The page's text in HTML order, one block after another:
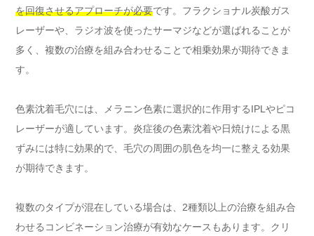
を回復させるアプローチが必要です。フラクショナル炭酸ガス
レーザーや、ラジオ波を使ったサーマジなどが選ばれることが
多く、複数の治療を組み合わせることで相乗効果が期待できま
す。
色素沈着毛穴には、メラニン色素に選択的に作用するIPLやピコ
レーザーが適しています。炎症後の色素沈着や日焼けによる黒
ずみには特に効果的で、毛穴の周囲の肌色を均一に整える効果
が期待できます。
複数のタイプが混在している場合は、2種類以上の治療を組み合
わせるコンビネーション治療が有効なケースもあります。クリ